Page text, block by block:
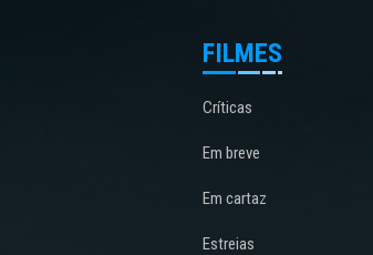
FILMES
Críticas
Em breve
Em cartaz
Estreias